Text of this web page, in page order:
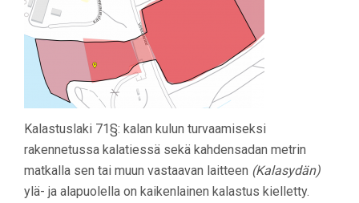
Kalastuslaki 71§: kalan kulun turvaamiseksi
rakennetussa kalatiessä sekä kahdensadan metrin
matkalla sen tai muun vastaavan laitteen (Kalasydän)
ylä- ja alapuolella on kaikenlainen kalastus kielletty.